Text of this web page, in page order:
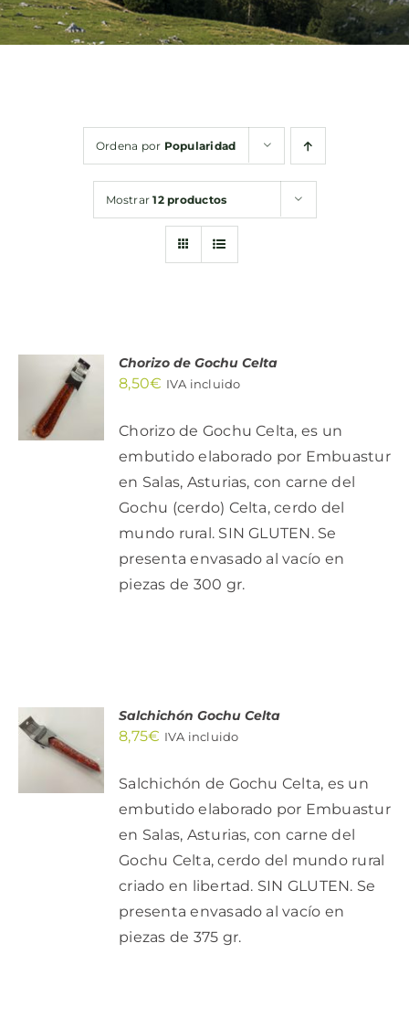
Bebidas
Ordena por Popularidad
Mostrar12 productos
AÑADIR
AL
CARRITO
/
DETALLES
Chorizo de Gochu Celta
8,50€ IVA incluido
Chorizo de Gochu Celta, es un
embutido elaborado por Embuastur
en Salas, Asturias, con carne del
Gochu (cerdo) Celta, cerdo del
mundo rural. SIN GLUTEN. Se
presenta envasado al vacío en
piezas de 300 gr.
AL
CARRITO
Salchichón Gochu Celta
8,75€ IVA incluido
Salchichón de Gochu Celta, es un
embutido elaborado por Embuastur
en Salas, Asturias, con carne del
Gochu Celta, cerdo del mundo rural
criado en libertad. SIN GLUTEN. Se
presenta envasado al vacío en
piezas de 375 gr.